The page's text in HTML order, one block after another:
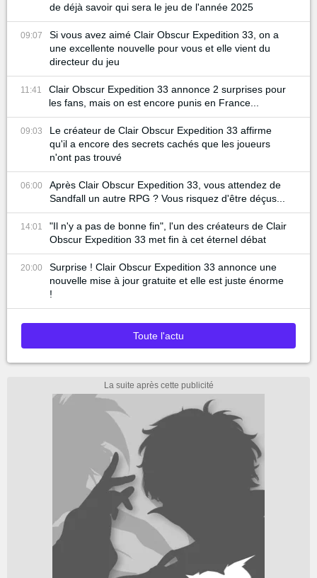
de déjà savoir qui sera le jeu de l'année 2025
09:07
Si vous avez aimé Clair Obscur Expedition 33, on a
une excellente nouvelle pour vous et elle vient du
directeur du jeu
11:41
Clair Obscur Expedition 33 annonce 2 surprises pour
les fans, mais on est encore punis en France...
09:03
Le créateur de Clair Obscur Expedition 33 affirme
qu'il a encore des secrets cachés que les joueurs
n'ont pas trouvé
06:00
Après Clair Obscur Expedition 33, vous attendez de
Sandfall un autre RPG ? Vous risquez d'être déçus...
14:01
"Il n'y a pas de bonne fin", l'un des créateurs de Clair
Obscur Expedition 33 met fin à cet éternel débat
20:00
Surprise ! Clair Obscur Expedition 33 annonce une
nouvelle mise à jour gratuite et elle est juste énorme
!
Toute l'actu